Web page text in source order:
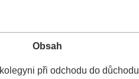
Obsah
při odchodu do důchodu